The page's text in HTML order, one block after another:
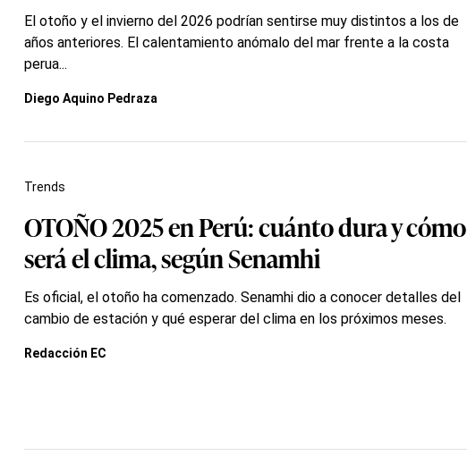
El otoño y el invierno del 2026 podrían sentirse muy distintos a los de
años anteriores. El calentamiento anómalo del mar frente a la costa
perua...
Diego Aquino Pedraza
OTOÑO 2025 en Perú: cuánto dura y cómo
será el clima, según Senamhi
Es oficial, el otoño ha comenzado. Senamhi dio a conocer detalles del
cambio de estación y qué esperar del clima en los próximos meses.
Trends
Redacción EC